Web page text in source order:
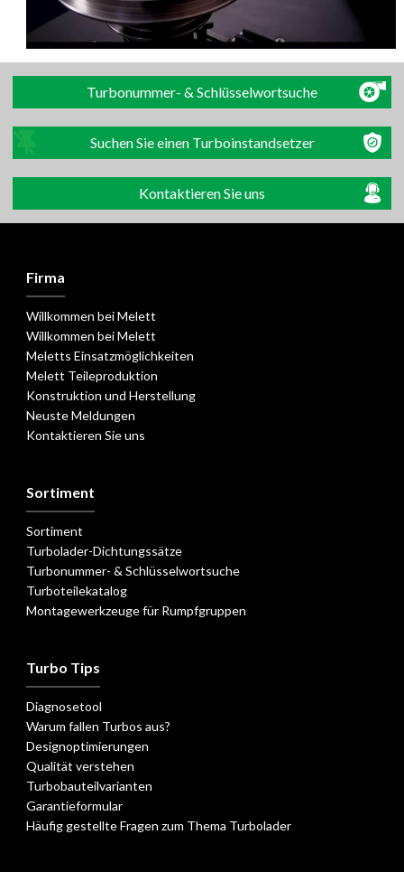
Turbonummer- & Schlüsselwortsuche
Suchen Sie einen Turboinstandsetzer
Kontaktieren Sie uns
Firma
Willkommen bei Melett
Willkommen bei Melett
Meletts Einsatzmöglichkeiten
Melett Teileproduktion
Konstruktion und Herstellung
Neuste Meldungen
Kontaktieren Sie uns
Sortiment
Sortiment
Turbolader-Dichtungssätze
Turbonummer- & Schlüsselwortsuche
Turboteilekatalog
Montagewerkzeuge für Rumpfgruppen
Turbo Tips
Diagnosetool
Warum fallen Turbos aus?
Designoptimierungen
Qualität verstehen
Turbobauteilvarianten
Garantieformular
Häufig gestellte Fragen zum Thema Turbolader